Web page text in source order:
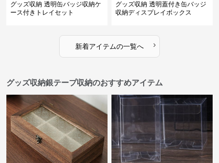
グッズ収納 透明缶バッジ収納ケ
ース付きトレイセット
グッズ収納 透明蓋付き缶バッジ
収納ディスプレイボックス
新着アイテムの一覧へ ›
グッズ収納銀テープ収納のおすすめアイテム